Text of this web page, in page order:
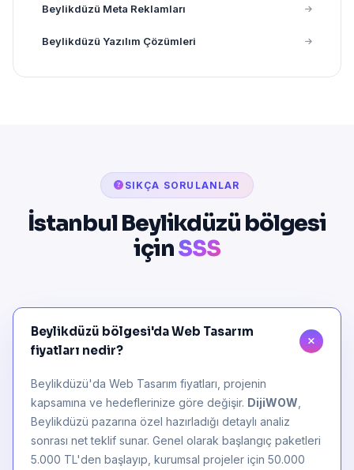
Beylikdüzü Meta Reklamları
Beylikdüzü Yazılım Çözümleri
SIKÇA SORULANLAR
İstanbul Beylikdüzü bölgesi
içinSSS
Beylikdüzü bölgesi'da Web Tasarım
fiyatları nedir?
Beylikdüzü'da Web Tasarım fiyatları, projenin
kapsamına ve hedeflerinize göre değişir. DijiWOW
Beylikdüzü pazarına özel hazırladığı detaylı analiz
sonrası net teklif sunar. Genel olarak başlangıç paketleri
5.000 TL'den başlayıp, kurumsal projeler için 50.000